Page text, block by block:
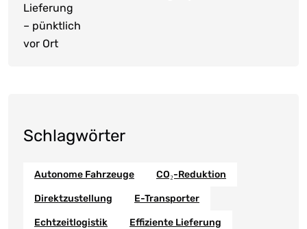
Schlagwörter
Autonome Fahrzeuge CO₂-Reduktion
Direktzustellung E-Transporter
Echtzeitlogistik Effiziente Lieferung